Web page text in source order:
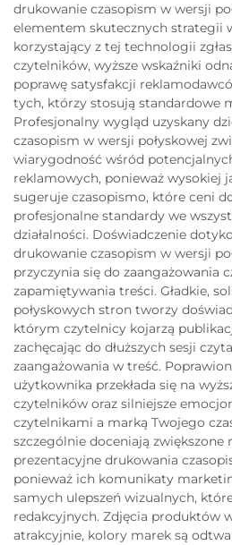
drukowanie czasopism w wersji
elementem skutecznych strategii
korzystający z tej technologii
czytelników, wyższe wskaźniki
poprawę satysfakcji
tych, którzy stosują standardowe
Profesjonalny wygląd uzyskany
czasopism w wersji połyskowej
wiarygodność wśród
reklamowych, ponieważ wysokiej
sugeruje czasopismo, które ceni
profesjonalne standardy we
działalności. Doświadczenie
drukowanie czasopism w wersji
przyczynia się do zaangażowania
zapamiętywania treści. Gładkie,
połyskowych stron tworzy
którym czytelnicy kojarzą
zachęcając do dłuższych sesji
zaangażowania w treść.
użytkownika przekłada się na
czytelników oraz silniejsze
czytelnikami a marką Twojego
szczególnie doceniają zwiększone
prezentacyjne drukowania
ponieważ ich komunikaty
samych ulepszeń wizualnych,
redakcyjnych. Zdjęcia produktów
atrakcyjnie, kolory marek są